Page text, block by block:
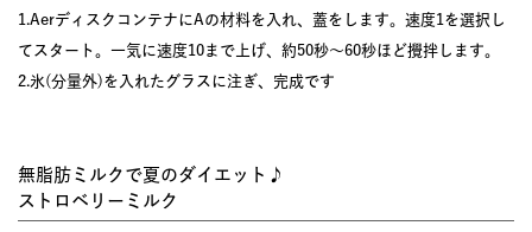
1.AerディスクコンテナにAの材料を入れ、蓋をします。速度1を選択し
てスタート。一気に速度10まで上げ、約50秒～60秒ほど攪拌します。
2.氷(分量外)を入れたグラスに注ぎ、完成です
無脂肪ミルクで夏のダイエット♪
ストロベリーミルク